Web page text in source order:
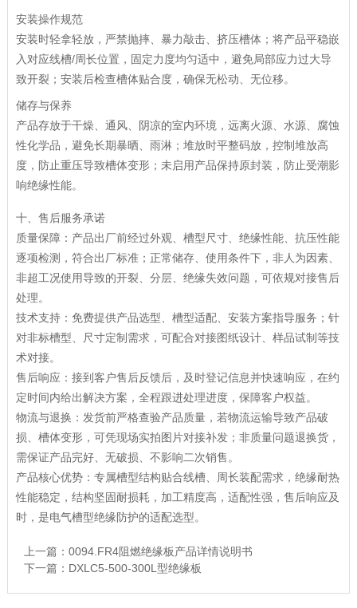
安装操作规范
安装时轻拿轻放，严禁抛摔、暴力敲击、挤压槽体；将产品平稳嵌
入对应线槽/周长位置，固定力度均匀适中，避免局部应力过大导
致开裂；安装后检查槽体贴合度，确保无松动、无位移。
储存与保养
产品存放于干燥、通风、阴凉的室内环境，远离火源、水源、腐蚀
性化学品，避免长期暴晒、雨淋；堆放时平整码放，控制堆放高
度，防止重压导致槽体变形；未启用产品保持原封装，防止受潮影
响绝缘性能。
十、售后服务承诺
质量保障：产品出厂前经过外观、槽型尺寸、绝缘性能、抗压性能
逐项检测，符合出厂标准；正常储存、使用条件下，非人为因素、
非超工况使用导致的开裂、分层、绝缘失效问题，可依规对接售后
处理。
技术支持：免费提供产品选型、槽型适配、安装方案指导服务；针
对非标槽型、尺寸定制需求，可配合对接图纸设计、样品试制等技
术对接。
售后响应：接到客户售后反馈后，及时登记信息并快速响应，在约
定时间内给出解决方案，全程跟进处理进度，保障客户权益。
物流与退换：发货前严格查验产品质量，若物流运输导致产品破
损、槽体变形，可凭现场实拍图片对接补发；非质量问题退换货，
需保证产品完好、无破损、不影响二次销售。
产品核心优势：专属槽型结构贴合线槽、周长装配需求，绝缘耐热
性能稳定，结构坚固耐损耗，加工精度高，适配性强，售后响应及
时，是电气槽型绝缘防护的适配选型。
上一篇： 0094.FR4阻燃绝缘板产品详情说明书
下一篇： DXLC5-500-300L型绝缘板